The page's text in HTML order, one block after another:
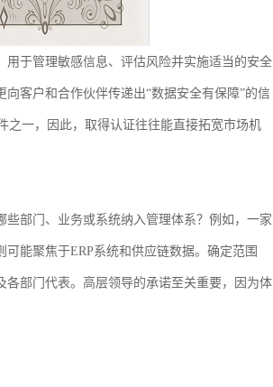
用于管理敏感信息、评估风险并实施适当的安全
客户和合作伙伴传递出“数据安全有保障”的信
之一，因此，取得认证往往能直接拓宽市场机
部门、业务或系统纳入管理体系？例如，一家
能聚焦于ERP系统和供应链数据。确定范围
部门代表。高层领导的承诺至关重要，因为体